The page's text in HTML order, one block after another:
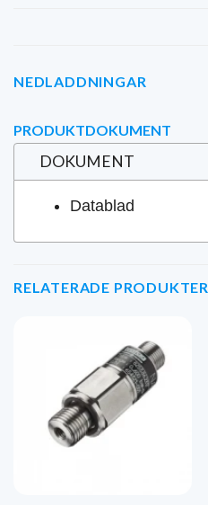
NEDLADDNINGAR
PRODUKTDOKUMENT
DOKUMENT
Datablad
RELATERADE PRODUKTER